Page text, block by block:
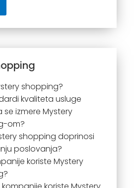
shopping?
kvaliteta usluge
izmere Mystery
om?
shopping doprinosi
poslovanja?
koriste Mystery